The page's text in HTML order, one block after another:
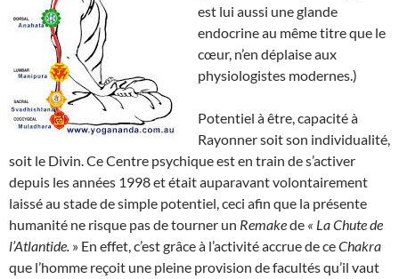
est lui aussi une glande
endocrine au même titre que le
cœur, n’en déplaise aux
physiologistes modernes.)
Potentiel à être, capacité à
Rayonner soit son individualité,
soit le Divin. Ce Centre psychique est en train de s’activer
depuis les années 1998 et était auparavant volontairement
laissé au stade de simple potentiel, ceci afin que la présente
humanité ne risque pas de tourner un Remakede « La Chute de
l’Atlantide. » En effet, c’est grâce à l’activité accrue de ceChakra
que l’homme reçoit une pleine provision de facultés qu’il vaut